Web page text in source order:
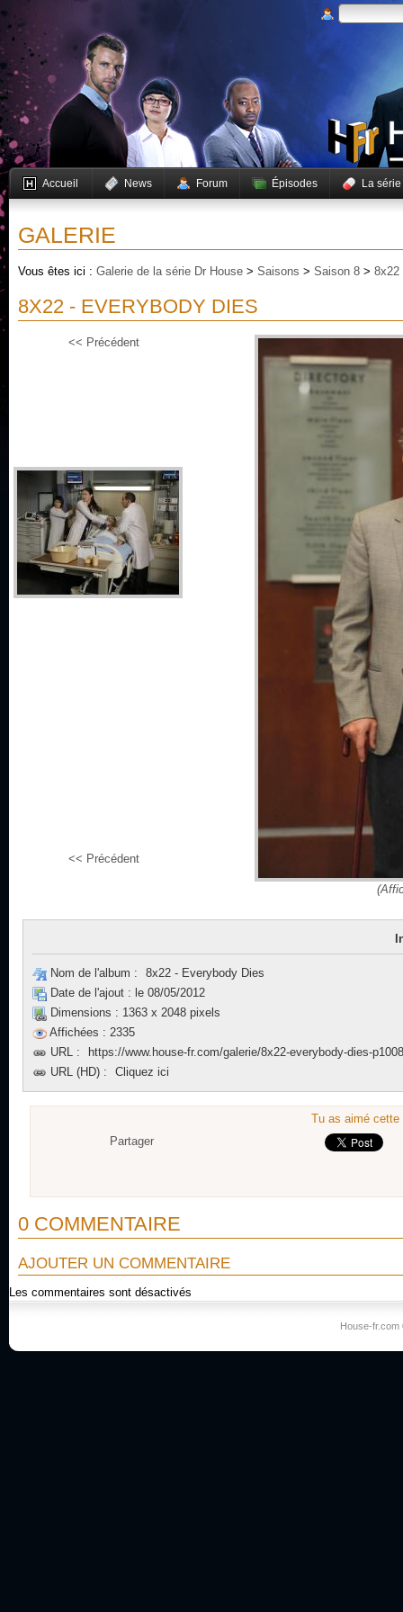
Accueil News Forum Épisodes La série
GALERIE
Vous êtes ici : Galerie de la série Dr House > Saisons > Saison 8 > 8x22
8X22 - EVERYBODY DIES
<< Précédent
<< Précédent
Nom de l'album :
8x22 - Everybody Dies
Date de l'ajout : le 08/05/2012
Dimensions : 1363 x 2048 pixels
Affichées : 2335
URL :
https://www.house-fr.com/galerie/8x22-everybody-dies-
URL (HD) :
Cliquez ici
Tu as aimé
Partager
0 COMMENTAIRE
AJOUTER UN COMMENTAIRE
Les commentaires sont désactivés
House-